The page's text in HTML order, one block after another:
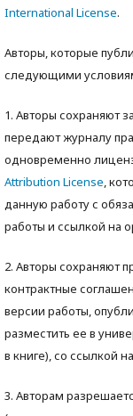
International License.
Авторы, которые
следующими
1. Авторы сохраняют
передают журналу
одновременно
Attribution License,
данную работу с
работы и ссылкой на
2. Авторы сохраняют
контрактные
версии работы,
разместить ее в
в книге), со ссылкой
3. Авторам